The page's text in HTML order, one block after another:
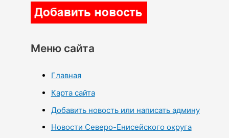
Меню сайта
Главная
Карта сайта
Добавить новость или написать админу
Новости Северо-Енисейского округа